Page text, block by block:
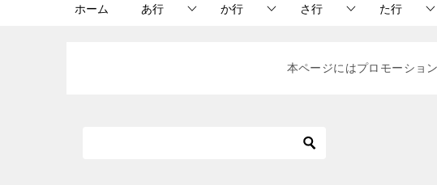
ホーム あ行 か行 さ行 た行
本ページにはプロモーショ